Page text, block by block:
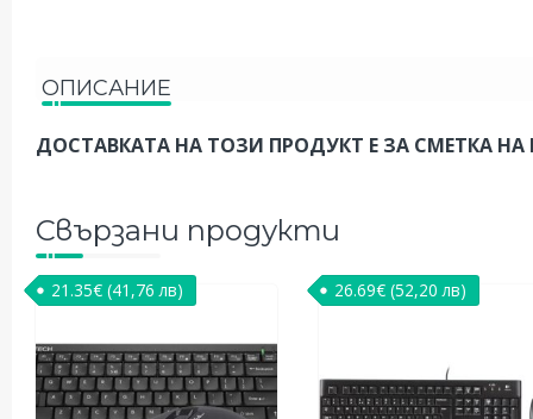
ОПИСАНИЕ
ДОСТАВКАТА НА ТОЗИ ПРОДУКТ Е ЗА СМЕТКА НА
Свързани продукти
21.35€ (41,76 лв) 26.69€ (52,20 лв)